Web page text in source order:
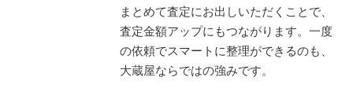
まとめて査定にお出しいただくことで、
査定金額アップにもつながります。一度
の依頼でスマートに整理ができるのも、
大蔵屋ならではの強みです。